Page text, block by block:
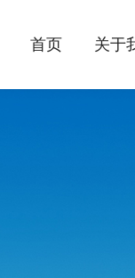
首页 关于